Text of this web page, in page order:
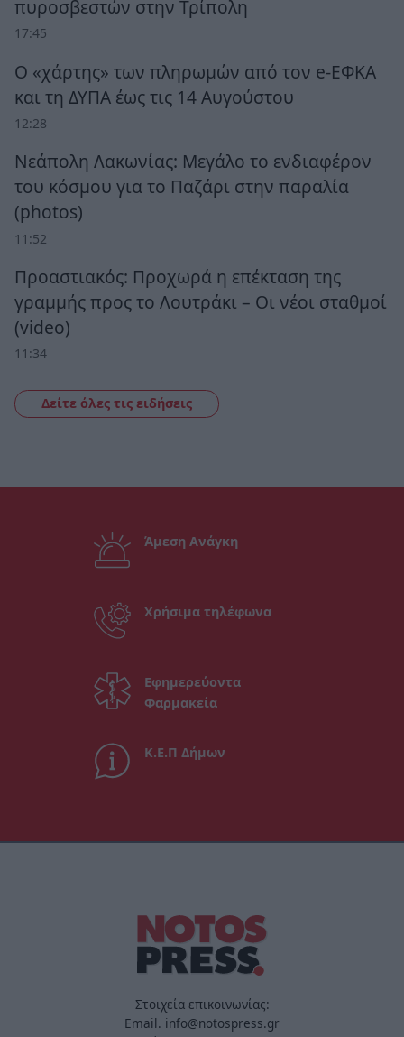
πυροσβεστών στην Τρίπολη
17:45
Ο «χάρτης» των πληρωμών από τον e-ΕΦΚΑ
και τη ΔΥΠΑ έως τις 14 Αυγούστου
12:28
Νεάπολη Λακωνίας: Μεγάλο το ενδιαφέρον
του κόσμου για το Παζάρι στην παραλία
(photos)
11:52
Προαστιακός: Προχωρά η επέκταση της
γραμμής προς το Λουτράκι – Οι νέοι σταθμοί
(video)
11:34
Δείτε όλες τις ειδήσεις
Άμεση Ανάγκη
Χρήσιμα τηλέφωνα
Εφημερεύοντα
Φαρμακεία
Κ.Ε.Π Δήμων
Στοιχεία επικοινωνίας:
Email. info@notospress.gr